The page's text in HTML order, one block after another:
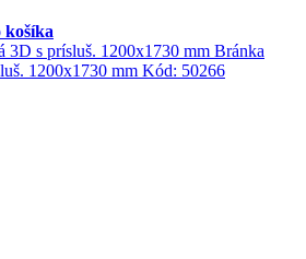
Bránka
1200x1730 mm Kód: 50266